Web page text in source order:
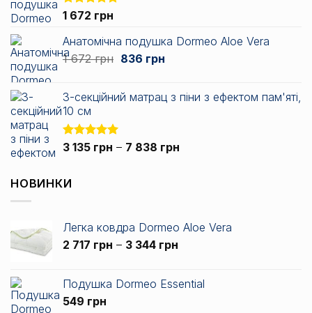
Оцінено в
з 5
1 672 грн
Анатомічна подушка Dormeo Aloe Vera
1 672грн Оригінальна
672 грн.
836 грнПоточна
3-секційний матрац з піни з ефектом пам'яті,
10 см
Оцінено в
з 5
3 135 грн – 7 838 грн
до
7
НОВИНКИ
Легка ковдра Dormeo Aloe Vera
2 717 грн – 3 344 грн
2
Подушка Dormeo Essential
549 грн